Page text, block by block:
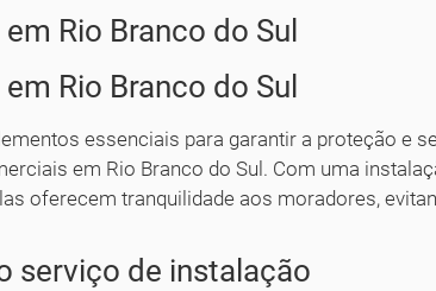
Rio Branco do Sul
Rio Branco do Sul
essenciais para garantir a proteção e
em Rio Branco do Sul. Com uma
oferecem tranquilidade aos moradores,
serviço de instalação